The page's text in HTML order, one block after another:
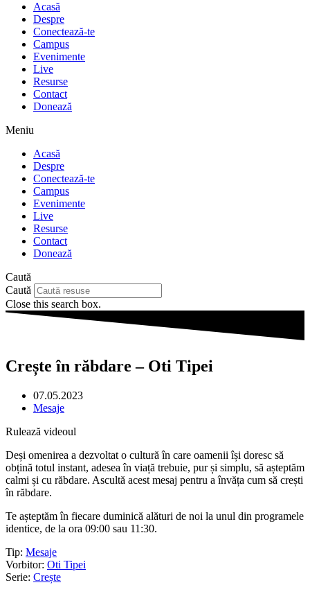
Acasă
Despre
Conectează-te
Campus
Evenimente
Live
Resurse
Contact
Donează
Meniu
Acasă
Despre
Conectează-te
Campus
Evenimente
Live
Resurse
Contact
Donează
Caută
Caută
Close this search box.
Crește în răbdare – Oti Tipei
07.05.2023
Mesaje
Rulează videoul
Deși omenirea a dezvoltat o cultură în care oamenii își doresc să
obțină totul instant, adesea în viață trebuie, pur și simplu, să așteptăm
calmi și cu răbdare. Ascultă acest mesaj pentru a învăța cum să crești
în răbdare.
Te așteptăm în fiecare duminică alături de noi la unul din programele
identice, de la ora 09:00 sau 11:30.
Tip: Mesaje
Vorbitor: Oti Tipei
Serie: Crește